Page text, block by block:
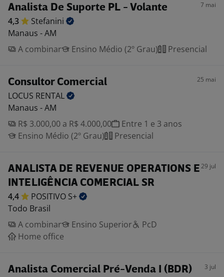
Analista De Suporte PL - Volante 7 mai
4,3
Stefanini
Manaus - AM
A combinar
Ensino Médio (2º Grau) Presencial
Consultor Comercial 25 mai
LOCUS RENTAL
Manaus - AM
R$ 3.000,00 a R$ 4.000,00
Entre 1 e 3 anos
Ensino Médio (2º Grau)
Presencial
ANALISTA DE REVENUE OPERATIONS E
INTELIGÊNCIA COMERCIAL SR
29 jul
4,4 POSITIVO S+
Todo Brasil
A combinar
Ensino Superior
PcD
Home office
Analista Comercial Pré-Venda I (BDR) 3 jul